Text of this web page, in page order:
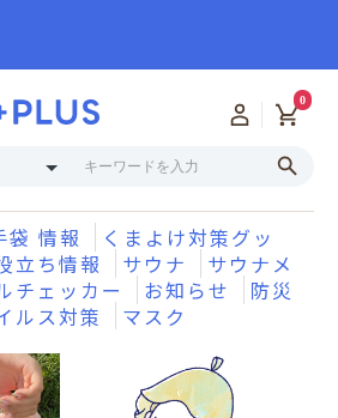
0
袋 情報
くまよけ対策グッ
立ち情報 サウナ
サウナメ
チェッカー お知らせ
防災
ルス対策 マスク